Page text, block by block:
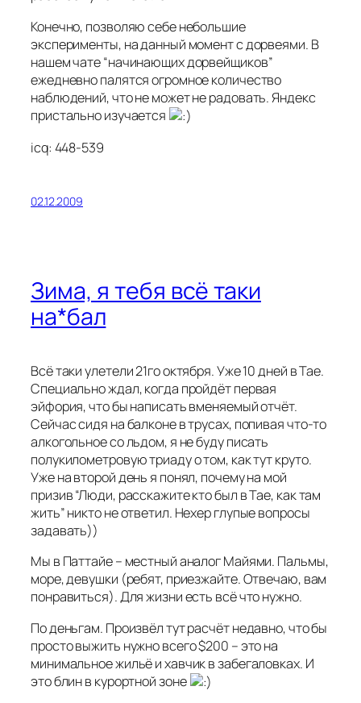
Конечно, позволяю себе небольшие
эксперименты, на данный момент с дорвеями. В
нашем чате “начинающих дорвейщиков”
ежедневно палятся огромное количество
наблюдений, что не может не радовать. Яндекс
пристально изучается
icq: 448-539
02.12.2009
Зима, я тебя всё таки
на*бал
Всё таки улетели 21го октября. Уже 10 дней в Тае.
Специально ждал, когда пройдёт первая
эйфория, что бы написать вменяемый отчёт.
Сейчас сидя на балконе в трусах, попивая что-то
алкогольное со льдом, я не буду писать
полукилометровую триаду о том, как тут круто.
Уже на второй день я понял, почему на мой
призив “Люди, расскажите кто был в Тае, как там
жить” никто не ответил. Нехер глупые вопросы
задавать))
Мы в Паттайе – местный аналог Майями. Пальмы,
море, девушки (ребят, приезжайте. Отвечаю, вам
понравиться). Для жизни есть всё что нужно.
По деньгам. Произвёл тут расчёт недавно, что бы
просто выжить нужно всего $200 – это на
минимальное жильё и хавчик в забегаловках. И
это блин в курортной зоне